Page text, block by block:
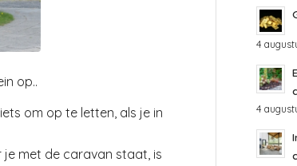
op..
om op te letten, als je in
je met de caravan staat, is
4
4